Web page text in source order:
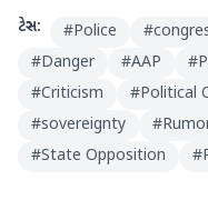
ટેગ્સ: #Police #
#Danger #AAP #
#Criticism #Political
#sovereignty #
#State Opposition #